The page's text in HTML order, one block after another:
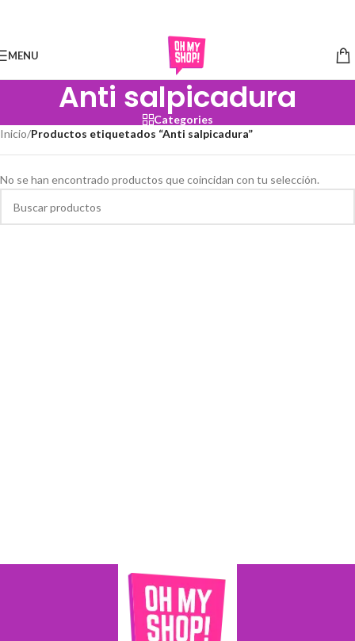
MENU
Anti salpicadura
Categories
Inicio/Productos etiquetados “Anti salpicadura”
No se han encontrado productos que coincidan con tu selección.